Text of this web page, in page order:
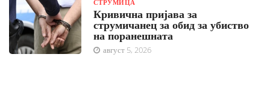
СТРУМИЦА
Кривична пријава за
струмичанец за обид за убиство
на поранешната
август 5, 2026